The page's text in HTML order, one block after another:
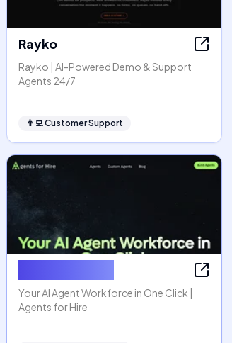
Rayko
Rayko | AI-Powered Demo & Support
Agents 24/7
👨‍💻Customer Support
Your AI Agent Workforce in One Click |
Agents for Hire